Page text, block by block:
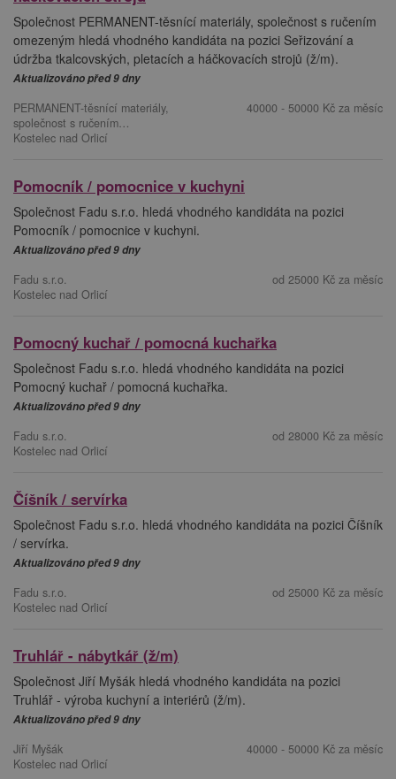
Společnost PERMANENT-těsnící materiály, společnost s ručením
omezeným hledá vhodného kandidáta na pozici Seřizování a
údržba tkalcovských, pletacích a háčkovacích strojů (ž/m).
Aktualizováno před 9 dny
PERMANENT-těsnící materiály,
společnost s ručením…
Kostelec nad Orlicí
40000 - 50000 Kč za měsíc
Pomocník / pomocnice v kuchyni
Společnost Fadu s.r.o. hledá vhodného kandidáta na pozici
Pomocník / pomocnice v kuchyni.
Aktualizováno před 9 dny
Fadu s.r.o.
Kostelec nad Orlicí
od 25000 Kč za měsíc
Pomocný kuchař / pomocná kuchařka
Společnost Fadu s.r.o. hledá vhodného kandidáta na pozici
Pomocný kuchař / pomocná kuchařka.
Aktualizováno před 9 dny
Fadu s.r.o.
Kostelec nad Orlicí
od 28000 Kč za měsíc
Číšník / servírka
Společnost Fadu s.r.o. hledá vhodného kandidáta na pozici Číšník
/ servírka.
Aktualizováno před 9 dny
Fadu s.r.o.
Kostelec nad Orlicí
od 25000 Kč za měsíc
Truhlář - nábytkář (ž/m)
Společnost Jiří Myšák hledá vhodného kandidáta na pozici
Truhlář - výroba kuchyní a interiérů (ž/m).
Aktualizováno před 9 dny
Jiří Myšák
Kostelec nad Orlicí
40000 - 50000 Kč za měsíc